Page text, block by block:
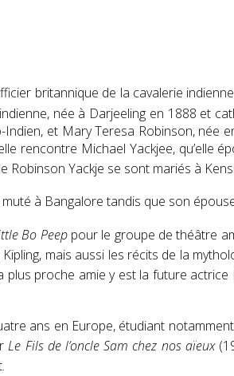
britannique de la cavalerie
née à Darjeeling en 1888 et
Indien, et Mary Teresa Robinson,
rencontre Michael Yackjee, qu’elle
Robinson Yackje se sont mariés à
à Bangalore tandis que son
Bo Peeppour le groupe de théâtre
, mais aussi les récits de la
plus proche amie y est la future actrice
ans en Europe, étudiant
Le Fils de l’oncle Sam chez nos aïeux
.